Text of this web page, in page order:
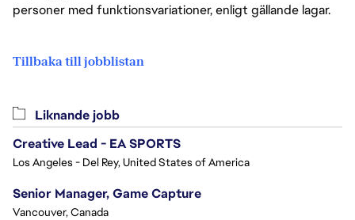
personer med funktionsvariationer, enligt gällande lagar.
Tillbaka till jobblistan
Liknande jobb
Creative Lead - EA SPORTS
Los Angeles - Del Rey, United States of America
Senior Manager, Game Capture
Vancouver, Canada